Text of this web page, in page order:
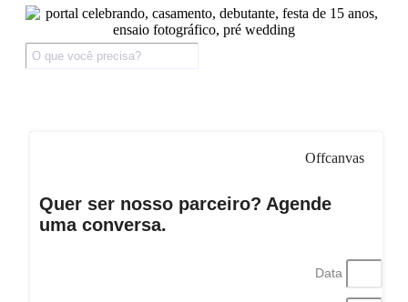
Offcanvas
Quer ser nosso parceiro? Agende
uma conversa.
Data